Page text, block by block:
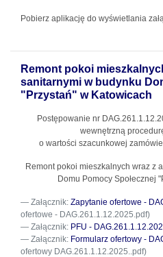
Pobierz aplikację do wyświetlania
Remont pokoi
sanitarnymi w budynku
"Przystań" w Katowicach
Postępowanie nr
wewnętrzną
o wartości szacunkowej
Remont pokoi mieszkalnych wraz z
Domu Pomocy Społecznej
Załącznik: Zapytanie ofertowe -
ofertowe - DAG.261.1.12.2025.pdf)
Załącznik: PFU -
Załącznik: Formularz ofertowy -
ofertowy DAG.261.1.12.2025..pdf)